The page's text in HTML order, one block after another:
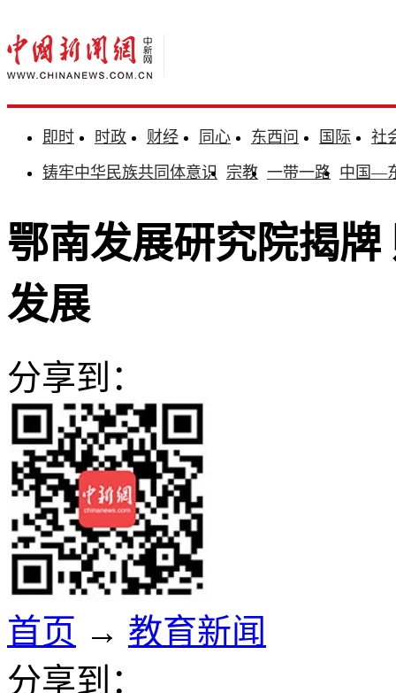
即时 时政 财经 同心 东西问 国际
社
铸牢中华民族共同体意识 宗教 一带一路 中国—
鄂南发展研究院揭
发展
分享到：
首页 → 教育新闻
分享到：